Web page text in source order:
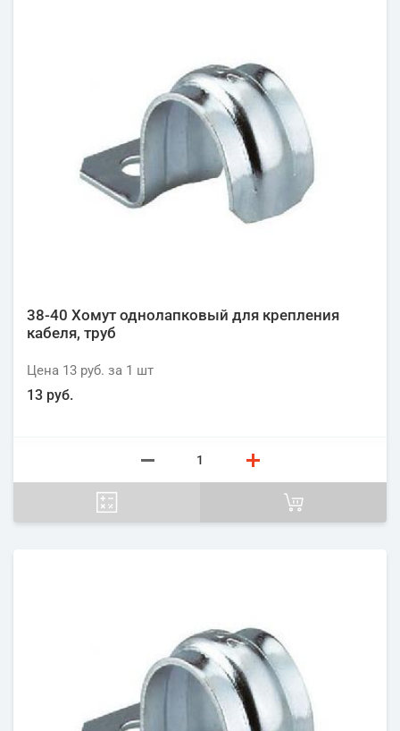
38-40 Хомут однолапковый для крепления
кабеля, труб
Цена 13 руб. за 1 шт
13 руб.